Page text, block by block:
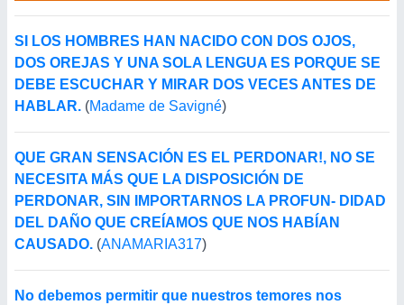
SI LOS HOMBRES HAN NACIDO CON DOS OJOS,
DOS OREJAS Y UNA SOLA LENGUA ES PORQUE SE
DEBE ESCUCHAR Y MIRAR DOS VECES ANTES DE
HABLAR. (Madame de Savigné)
QUE GRAN SENSACIÓN ES EL PERDONAR!, NO SE
NECESITA MÁS QUE LA DISPOSICIÓN DE
PERDONAR, SIN IMPORTARNOS LA PROFUN- DIDAD
DEL DAÑO QUE CREÍAMOS QUE NOS HABÍAN
CAUSADO. (ANAMARIA317)
No debemos permitir que nuestros temores nos